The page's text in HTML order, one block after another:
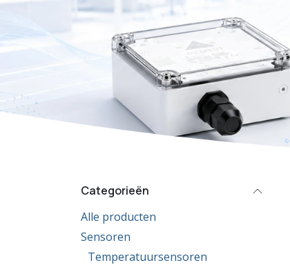
Categorieën
Alle producten
Sensoren
Temperatuursensoren